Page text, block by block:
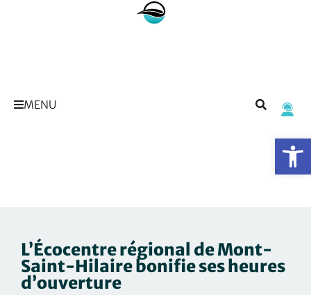
MENU
L’Écocentre régional de Mont-
Saint-Hilaire bonifie ses heures
d’ouverture